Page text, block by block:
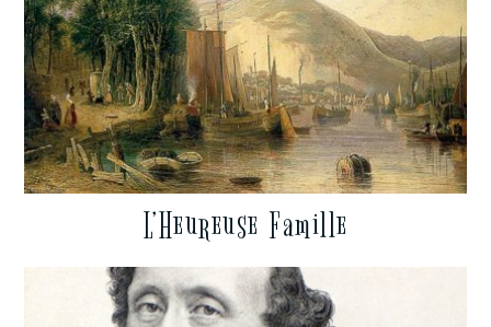
L’Heureuse Famille